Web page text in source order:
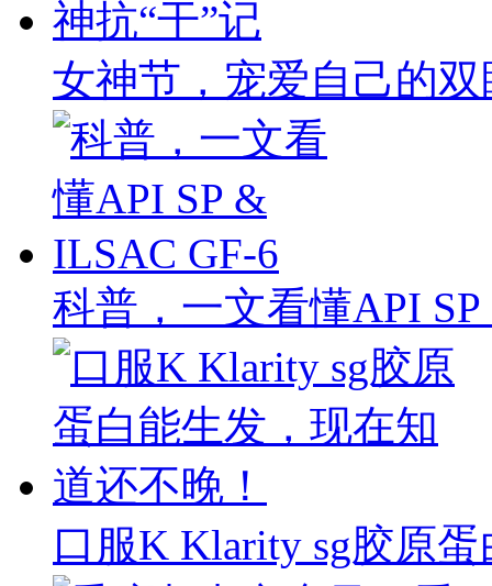
女神节，宠爱自己的
科普，一文看懂API
口服K Klarity sg胶原